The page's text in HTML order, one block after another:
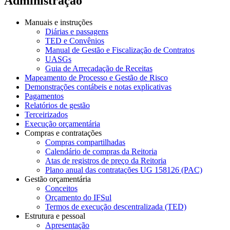
Manuais e instruções
Diárias e passagens
TED e Convênios
Manual de Gestão e Fiscalização de Contratos
UASGs
Guia de Arrecadação de Receitas
Mapeamento de Processo e Gestão de Risco
Demonstrações contábeis e notas explicativas
Pagamentos
Relatórios de gestão
Terceirizados
Execução orçamentária
Compras e contratações
Compras compartilhadas
Calendário de compras da Reitoria
Atas de registros de preço da Reitoria
Plano anual das contratações UG 158126 (PAC)
Gestão orçamentária
Conceitos
Orçamento do IFSul
Termos de execução descentralizada (TED)
Estrutura e pessoal
Apresentação